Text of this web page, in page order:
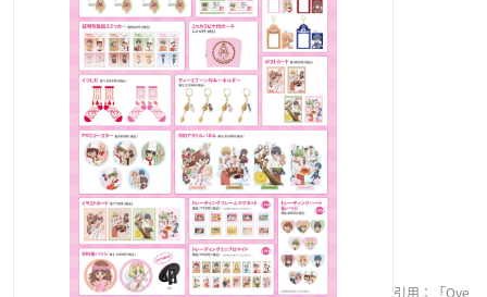
引用：「Ove